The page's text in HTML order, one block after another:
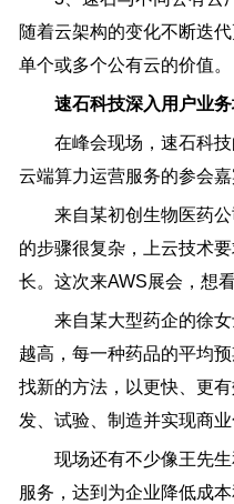
随着云架构的变化不断迭
单个或多个公有云的价值。
速石科技深入用户业
在峰会现场，速石科技
云端算力运营服务的参会嘉
来自某初创生物医药公
的步骤很复杂，上云技术
长。这次来AWS展会，想
来自某大型药企的徐女
越高，每一种药品的平均
找新的方法，以更快、更
发、试验、制造并实现商业
现场还有不少像王先生
服务，达到为企业降低成